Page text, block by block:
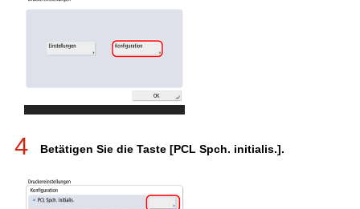
4 Betätigen Sie die Taste [PCL Spch. initialis.].